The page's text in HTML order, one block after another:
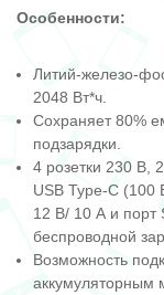
Особенности:
Литий-железо-
2048 Вт*ч.
Сохраняет 80%
подзарядки.
4 розетки 230 В,
USB Type-C (100
12 В/ 10 А и порт
беспроводной
Возможность
аккумуляторным